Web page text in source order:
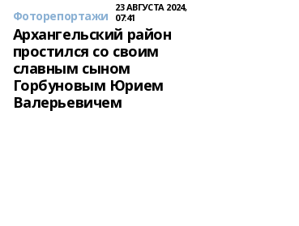
Фоторепортажи
23 АВГУСТА 2024,
07:41
Архангельский район
простился со своим
славным сыном
Горбуновым Юрием
Валерьевичем